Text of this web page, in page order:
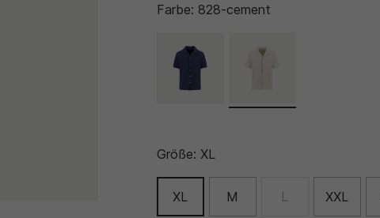
Farbe: 828-cement
Größe: XL
XL M L XXL